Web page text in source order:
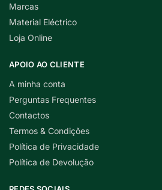
Marcas
Material Eléctrico
Loja Online
APOIO AO CLIENTE
A minha conta
Perguntas Frequentes
Contactos
Termos & Condições
Política de Privacidade
Política de Devolução